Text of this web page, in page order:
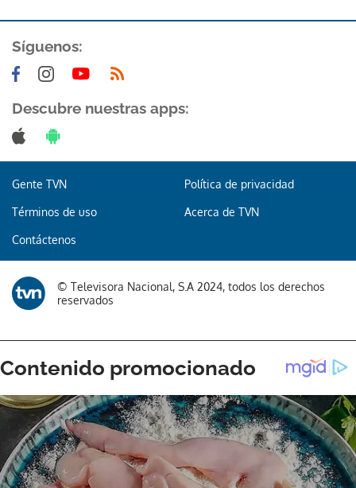
Síguenos:
Descubre nuestras apps:
Gente TVN Política de privacidad
Términos de uso Acerca de TVN
Contáctenos
© Televisora Nacional, S.A 2024, todos los derechos
reservados